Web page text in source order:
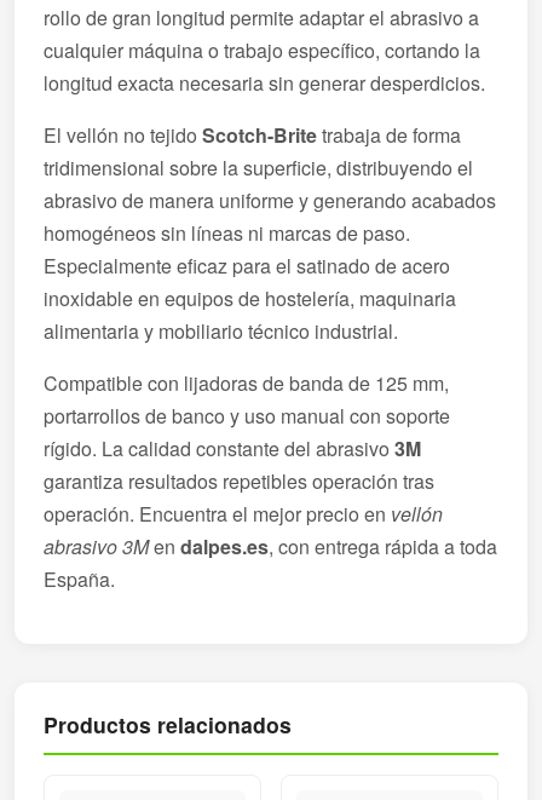
rollo de gran longitud permite adaptar el abrasivo a
cualquier máquina o trabajo específico, cortando la
longitud exacta necesaria sin generar desperdicios.
El vellón no tejido Scotch-Britetrabaja de forma
tridimensional sobre la superficie, distribuyendo el
abrasivo de manera uniforme y generando acabados
homogéneos sin líneas ni marcas de paso.
Especialmente eficaz para el satinado de acero
inoxidable en equipos de hostelería, maquinaria
alimentaria y mobiliario técnico industrial.
Compatible con lijadoras de banda de 125 mm,
portarrollos de banco y uso manual con soporte
rígido. La calidad constante del abrasivo 3M
garantiza resultados repetibles operación tras
operación. Encuentra el mejor precio en vellón
abrasivo 3Men dalpes.es, con entrega rápida a toda
España.
Productos relacionados